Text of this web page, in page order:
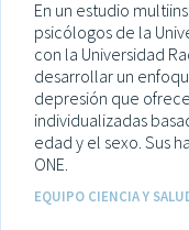
En un estudio
psicólogos de la
con la Universidad
desarrollar un
depresión que
individualizadas
edad y el sexo. Sus
ONE.
EQUIPO CIENCIA Y